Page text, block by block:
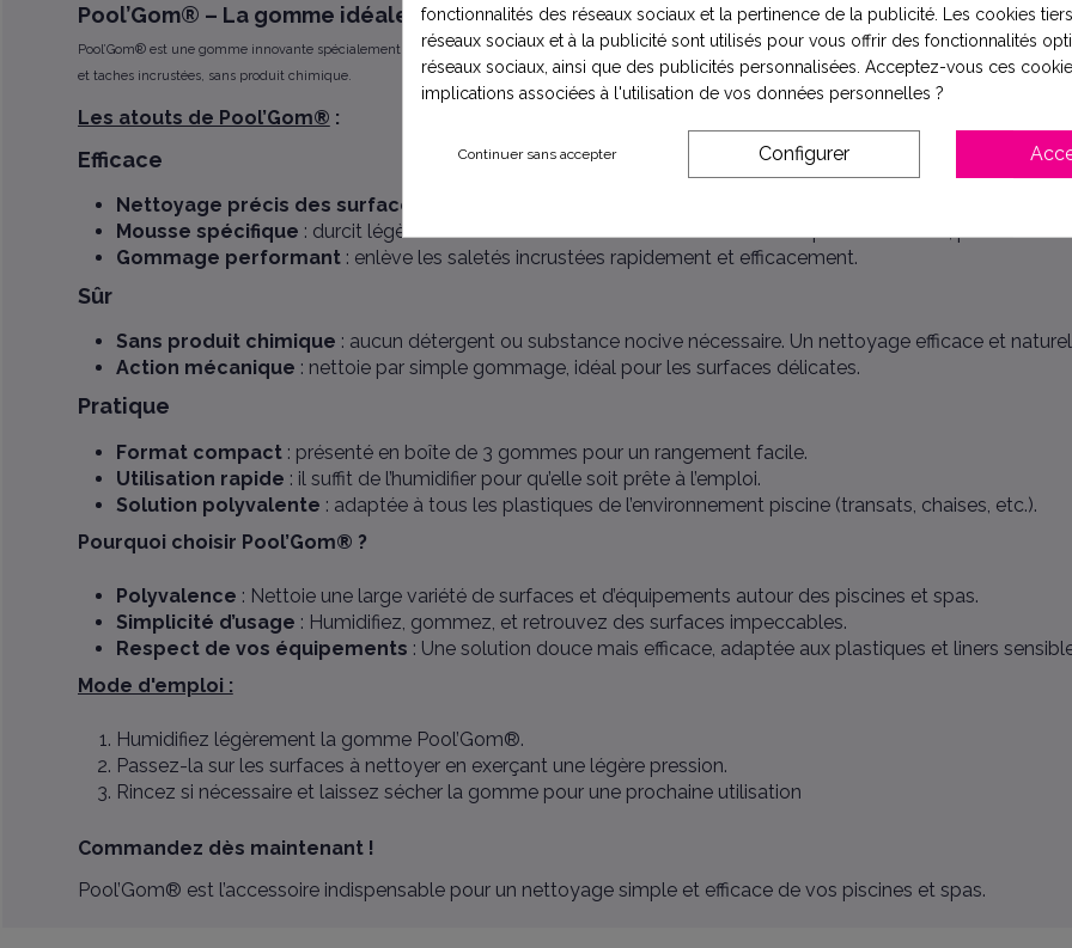
Pool’Gom® – La gomme idéale pour un nettoyage efficace des piscines et spas
Pool’Gom® est une gomme innovante spécialement conçue pour nettoyer la ligne d’eau et tous les équipements en plastique présents autour des piscines et
et taches incrustées, sans produit chimique.
Les atouts de Pool’Gom® :
Efficace
Nettoyage précis des surfaces plastiques
Mousse spécifique : durcit légèrement au contact de l’eau tout en restant souple et maniable, pour
Gommage performant: enlève les saletés incrustées rapidement et efficacement.
Sûr
Sans produit chimique : aucun détergent ou substance nocive nécessaire. Un nettoyage efficace et
Action mécanique : nettoie par simple gommage, idéal pour les surfaces délicates.
Pratique
Format compact: présenté en boîte de 3 gommes pour un rangement facile.
Utilisation rapide : il suffit de l’humidifier pour qu’elle soit prête à l’emploi.
Solution polyvalente : adaptée à tous les plastiques de l’environnement piscine (transats, chaises, etc.).
Pourquoi choisir Pool’Gom® ?
Polyvalence : Nettoie une large variété de surfaces et d’équipements autour des piscines et spas.
Simplicité d’usage : Humidifiez, gommez, et retrouvez des surfaces impeccables.
Respect de vos équipements : Une solution douce mais efficace, adaptée aux plastiques et liners
Mode d'emploi :
Humidifiez légèrement la gomme Pool’Gom®.
Passez-la sur les surfaces à nettoyer en exerçant une légère pression.
Rincez si nécessaire et laissez sécher la gomme pour une prochaine utilisation
Commandez dès maintenant !
Pool’Gom® est l’accessoire indispensable pour un nettoyage simple et efficace de vos piscines et spas.
fonctionnalités des réseaux sociaux et la pertinence de la publicité. Les cookies
réseaux sociaux et à la publicité sont utilisés pour vous offrir des fonctionnalités
réseaux sociaux, ainsi que des publicités personnalisées. Acceptez-vous ces
implications associées à l'utilisation de vos données personnelles ?
Continuer sans accepter Configurer